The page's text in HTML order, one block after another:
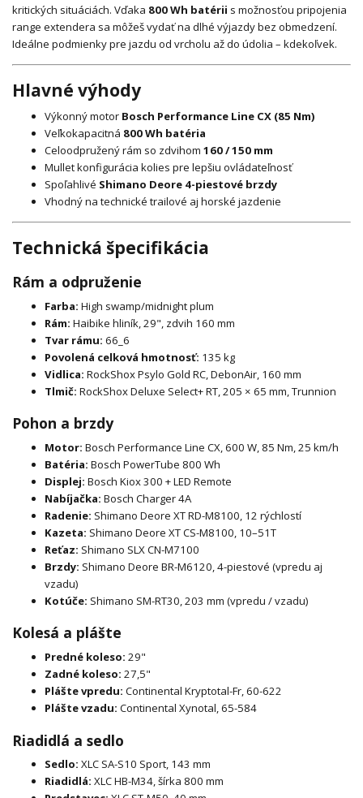
kritických situáciách. Vďaka 800 Wh batérii s možnosťou pripojenia
range extendera sa môžeš vydať na dlhé výjazdy bez obmedzení.
Ideálne podmienky pre jazdu od vrcholu až do údolia – kdekoľvek.
Hlavné výhody
Výkonný motor Bosch Performance Line CX (85 Nm)
Veľkokapacitná 800 Wh batéria
Celoodpružený rám so zdvihom 160 / 150 mm
Mullet konfigurácia kolies pre lepšiu ovládateľnosť
Spoľahlivé Shimano Deore 4-piestové brzdy
Vhodný na technické trailové aj horské jazdenie
Technická špecifikácia
Rám a odpruženie
Farba: High swamp/midnight plum
Rám: Haibike hliník, 29", zdvih 160 mm
Tvar rámu: 66_6
Povolená celková hmotnosť: 135 kg
Vidlica: RockShox Psylo Gold RC, DebonAir, 160 mm
Tlmič: RockShox Deluxe Select+ RT, 205 × 65 mm, Trunnion
Pohon a brzdy
Motor: Bosch Performance Line CX, 600 W, 85 Nm, 25 km/h
Batéria: Bosch PowerTube 800 Wh
Displej: Bosch Kiox 300 + LED Remote
Nabíjačka: Bosch Charger 4A
Radenie: Shimano Deore XT RD-M8100, 12 rýchlostí
Kazeta: Shimano Deore XT CS-M8100, 10–51T
Reťaz: Shimano SLX CN-M7100
Brzdy: Shimano Deore BR-M6120, 4-piestové (vpredu aj
vzadu)
Kotúče: Shimano SM-RT30, 203 mm (vpredu / vzadu)
Kolesá a plášte
Predné koleso: 29"
Zadné koleso: 27,5"
Plášte vpredu: Continental Kryptotal-Fr, 60-622
Plášte vzadu: Continental Xynotal, 65-584
Riadidlá a sedlo
Sedlo: XLC SA-S10 Sport, 143 mm
Riadidlá: XLC HB-M34, šírka 800 mm